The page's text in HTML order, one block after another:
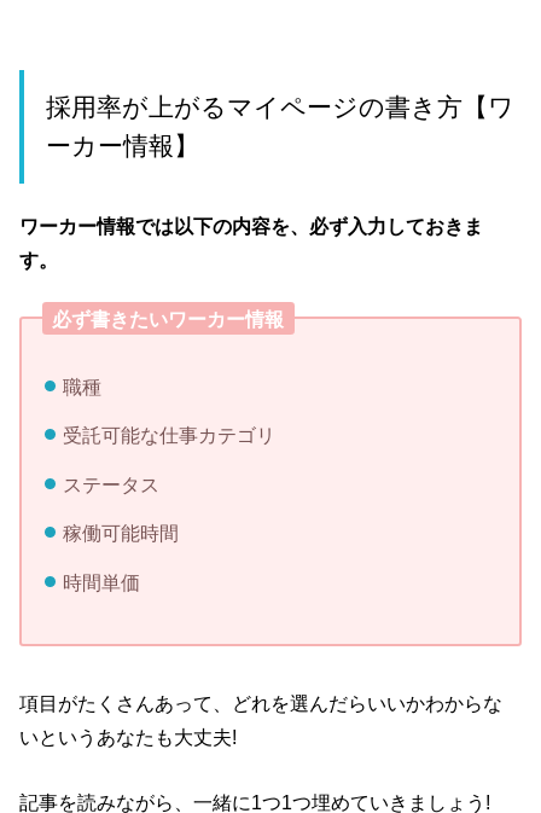
採用率が上がるマイページの書き方【ワ
ーカー情報】
ワーカー情報では以下の内容を、必ず入力しておきま
す。
必ず書きたいワーカー情報
職種
受託可能な仕事カテゴリ
ステータス
稼働可能時間
時間単価
項目がたくさんあって、どれを選んだらいいかわからな
いという あなたも大丈夫!
記事を読みながら、一緒に1つ1つ埋めていきましょう!